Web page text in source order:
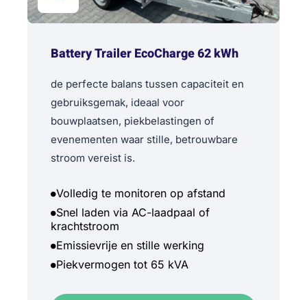
Battery Trailer EcoCharge 62 kWh
de perfecte balans tussen capaciteit en
gebruiksgemak, ideaal voor
bouwplaatsen, piekbelastingen of
evenementen waar stille, betrouwbare
stroom vereist is.
Volledig te monitoren op afstand
Snel laden via AC-laadpaal of
krachtstroom
Emissievrije en stille werking
Piekvermogen tot 65 kVA